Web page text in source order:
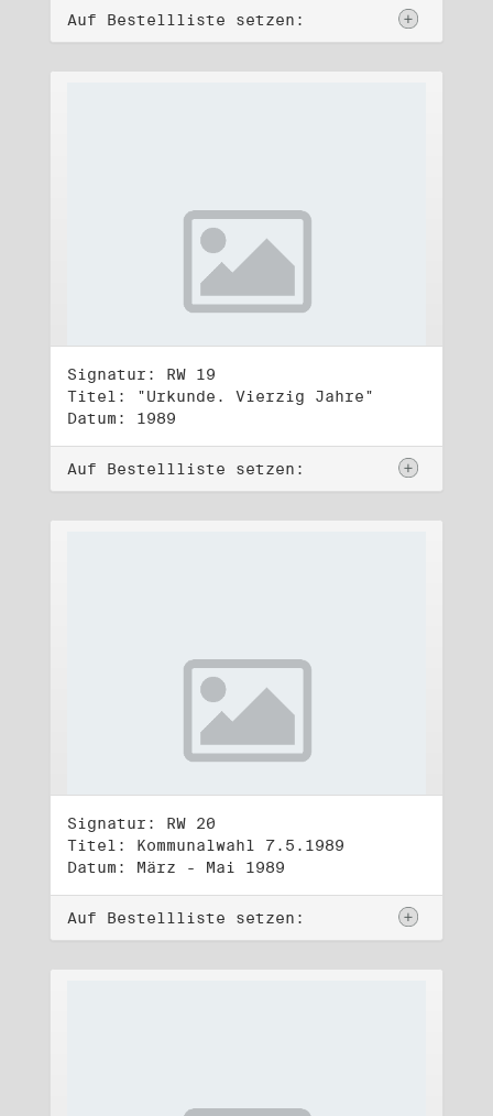
Auf Bestellliste setzen:
Signatur: RW 19
Titel: "Urkunde. Vierzig Jahre"
Datum: 1989
Auf Bestellliste setzen:
Signatur: RW 20
Titel: Kommunalwahl 7.5.1989
Datum: März - Mai 1989
Auf Bestellliste setzen: